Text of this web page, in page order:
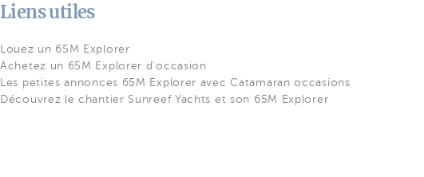
Liens utiles
Louez un 65M Explorer
Achetez un 65M Explorer d'occasion
Les petites annonces 65M Explorer avec Catamaran occasions
Découvrez le chantier Sunreef Yachts et son 65M Explorer